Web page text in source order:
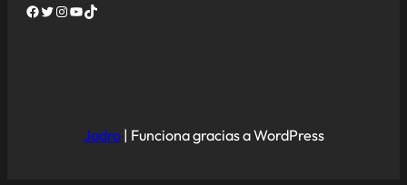
Facebook
Twitter
Instagram
YouTube
TikTok
Jadro | Funciona gracias a WordPress